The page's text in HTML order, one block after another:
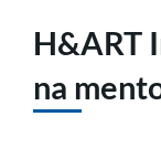
H&ART
na